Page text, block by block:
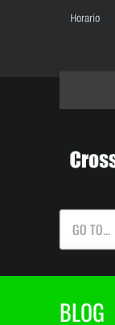
Horario
GO TO...
BLOG